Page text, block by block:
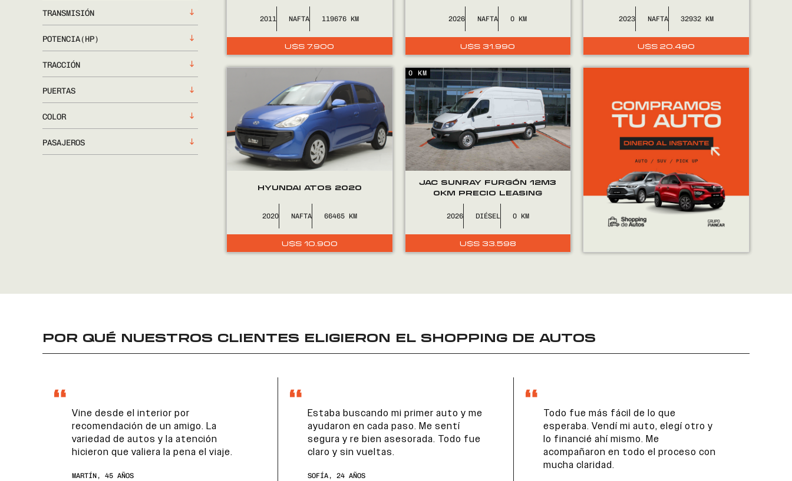
TRANSMISIÓN
POTENCIA(HP)
TRACCIÓN
PUERTAS
COLOR
PASAJEROS
2011 NAFTA 119676
U$S7.900
2026 NAFTA 0
U$S 31.990
2023 NAFTA 32932
U$S20.490
HYUNDAI ATOS 2020
2020 NAFTA 66465
U$S 10.900
JAC SUNRAY FURGÓN 12M3
0KM PRECIO LEASING
2026 DIÉSEL 0
U$S 33.598
0 KM
POR QUÉ NUESTROS CLIENTES ELIGIERON EL SHOPPING DE AUTOS
Vine desde el interior por
recomendación de un amigo. La
variedad de autos y la atención
hicieron que valiera la pena el viaje.
MARTÍN, 45 AÑOS
Estaba buscando mi primer auto y me
ayudaron en cada paso. Me sentí
segura y re bien asesorada. Todo fue
claro y sin vueltas.
SOFÍA, 24 AÑOS
Todo fue más fácil de lo que
esperaba. Vendí mi auto, elegí otro y
lo financié ahí mismo. Me
acompañaron en todo el proceso con
mucha claridad.